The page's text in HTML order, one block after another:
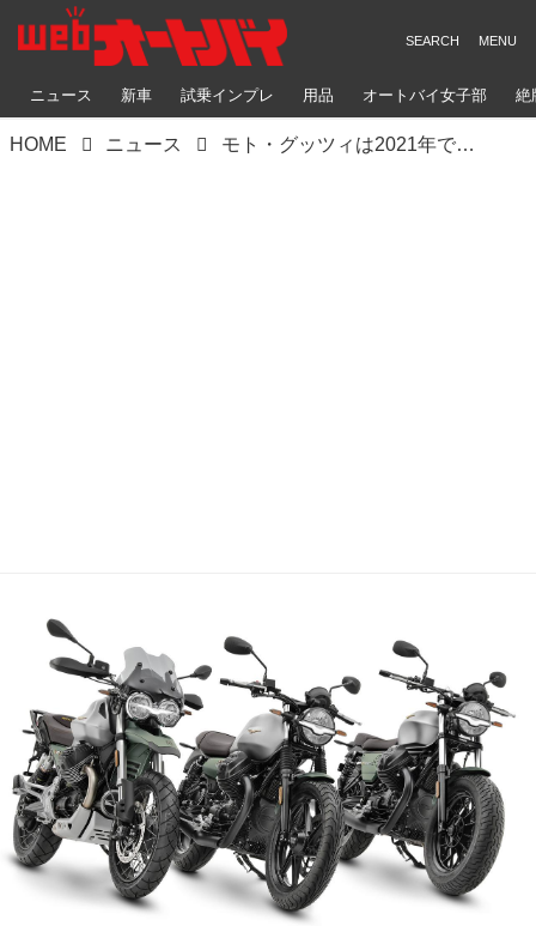
ニュース 新車 試乗インプレ 用品 オートバイ女子部 絶
HOME ニュース モト・グッツィは2021年で創立100周年！ V7・V9・V85TTの記念限定モデルが登場